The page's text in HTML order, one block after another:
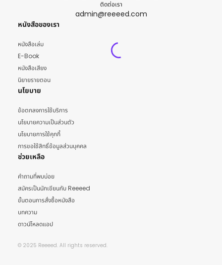
ติดต่อเรา
admin@reeeed.com
หนังสือของเรา
หนังสือเล่ม
E-Book
หนังสือเสียง
นิยายรายตอน
นโยบาย
ข้อตกลงการใช้บริการ
นโยบายความเป็นส่วนตัว
นโยบายการใช้คุกกี้
การขอใช้สิทธิ์ข้อมูลส่วนบุคคล
ช่วยเหลือ
คำถามที่พบบ่อย
สมัครเป็นนักเขียนกับ Reeeed
ขั้นตอนการสั่งซื้อหนังสือ
บทความ
ดาวน์โหลดแอป
© 2025 Reeeed. All rights reserved.